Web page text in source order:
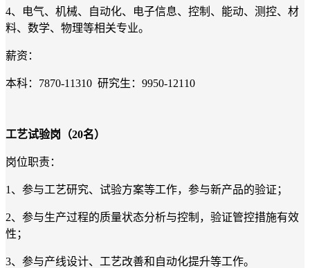
4、 电气、机械、自动化、电子信息、控制、能动、测控、材
料、数学、物理等相关专业。
薪资：
本科： 7870-11310 研究生：9950-12110
工艺试验岗 （20名）
岗位职责：
1 、 参与工艺研究、试验方案等工作，参与新产品的验证；
2、 参与生产过程的质量状态分析与控制，验证管控措施有效
性；
3、 参与产线设计、工艺改善和自动化提升等工作。